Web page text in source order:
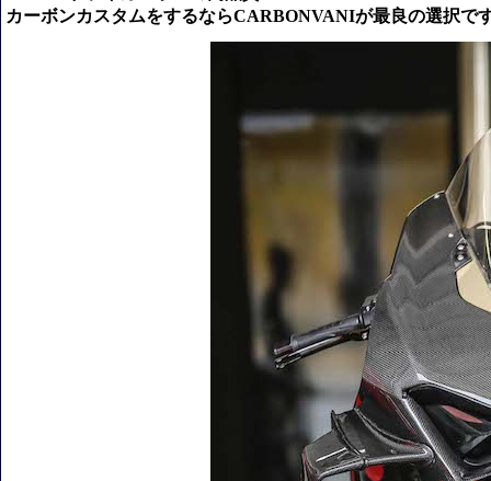
カーボンカスタムをするならCARBONVANIが最良の選択で